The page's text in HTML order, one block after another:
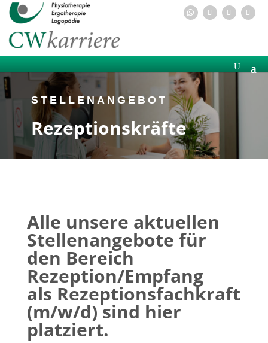
STELLENANGEBOT
Rezeptionskräfte
Alle unsere aktuellen
Stellenangebote für
den Bereich
Rezeption/Empfang
als Rezeptionsfachkraft
(m/w/d) sind hier
platziert.